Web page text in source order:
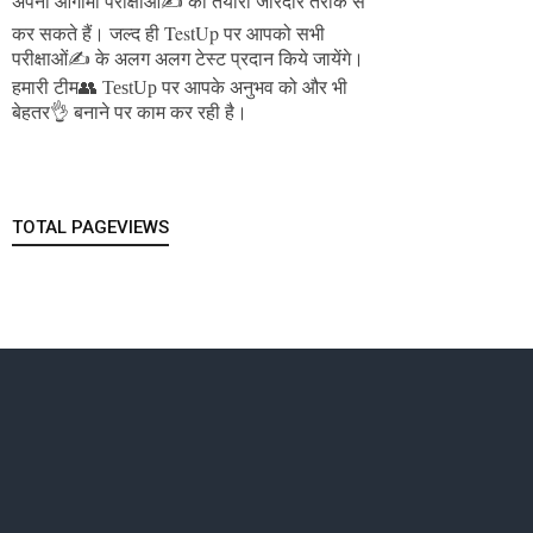
कर सकते हैं।जल्द ही TestUp पर आपको सभी
परीक्षाओं✍️ के अलग अलग टेस्ट प्रदान किये जायेंगे।
हमारी टीम👥 TestUp पर आपके अनुभव को और भी
बेहतर👌 बनाने पर काम कर रही है।
TOTAL PAGEVIEWS